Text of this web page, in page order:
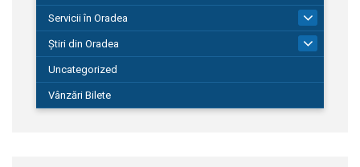
Servicii în Oradea
Știri din Oradea
Uncategorized
Vânzări Bilete